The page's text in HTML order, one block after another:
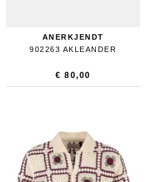
ANERKJENDT
902263 AKLEANDER
€ 80,00